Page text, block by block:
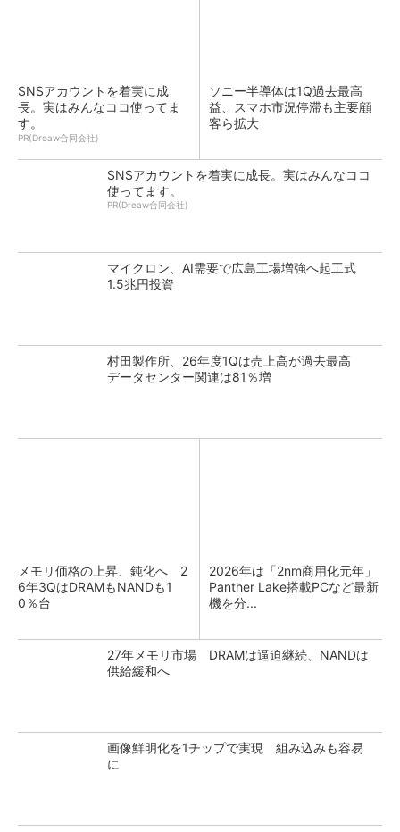
SNSアカウントを着実に成
長。実はみんなココ使ってま
す。
PR(Dreaw合同会社)
ソニー半導体は1Q過去最高
益、スマホ市況停滞も主要顧
客ら拡大
SNSアカウントを着実に成長。実はみんなココ
使ってます。
PR(Dreaw合同会社)
マイクロン、AI需要で広島工場増強へ起工式
1.5兆円投資
村田製作所、26年度1Qは売上高が過去最高
データセンター関連は81％増
メモリ価格の上昇、鈍化へ 2
6年3QはDRAMもNANDも1
0％台
2026年は「2nm商用化元年」
Panther Lake搭載PCなど最新
機を分...
27年メモリ市場 DRAMは逼迫継続、NANDは
供給緩和へ
画像鮮明化を1チップで実現 組み込みも容易
に